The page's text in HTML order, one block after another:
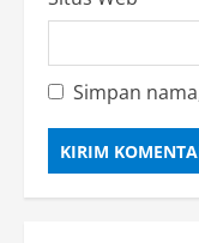
Simpan